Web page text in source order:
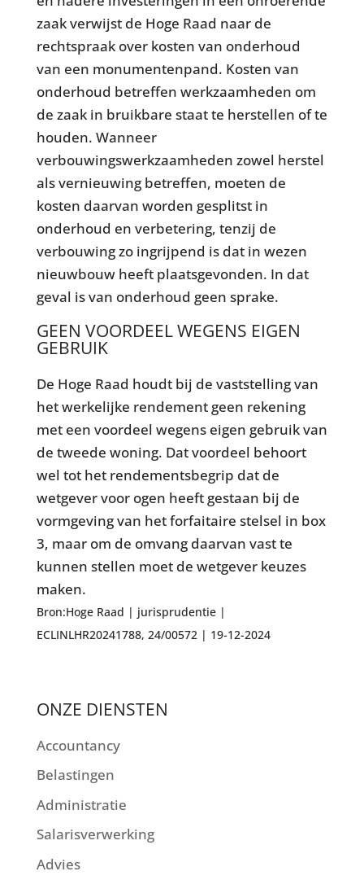
zaak verwijst de Hoge Raad naar de
rechtspraak over kosten van onderhoud
van een monumentenpand. Kosten van
onderhoud betreffen werkzaamheden om
de zaak in bruikbare staat te herstellen of te
houden. Wanneer
verbouwingswerkzaamheden zowel herstel
als vernieuwing betreffen, moeten de
kosten daarvan worden gesplitst in
onderhoud en verbetering, tenzij de
verbouwing zo ingrijpend is dat in wezen
nieuwbouw heeft plaatsgevonden. In dat
geval is van onderhoud geen sprake.
GEEN VOORDEEL WEGENS EIGEN
GEBRUIK
De Hoge Raad houdt bij de vaststelling van
het werkelijke rendement geen rekening
met een voordeel wegens eigen gebruik van
de tweede woning. Dat voordeel behoort
wel tot het rendementsbegrip dat de
wetgever voor ogen heeft gestaan bij de
vormgeving van het forfaitaire stelsel in box
3, maar om de omvang daarvan vast te
kunnen stellen moet de wetgever keuzes
maken.
Bron:Hoge Raad | jurisprudentie |
ECLINLHR20241788, 24/00572 | 19-12-2024
ONZE DIENSTEN
Accountancy
Belastingen
Administratie
Salarisverwerking
Advies